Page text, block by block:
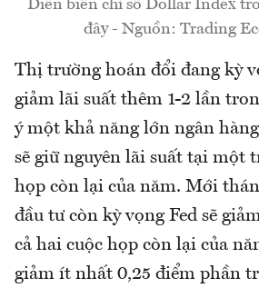
Diễn biến chỉ số Dollar Index
đây - Nguồn: Trading
Thị trường hoán đổi đang kỳ
giảm lãi suất thêm 1-2 lần
ý một khả năng lớn ngân
sẽ giữ nguyên lãi suất tại một
họp còn lại của năm. Mới
đầu tư còn kỳ vọng Fed sẽ
cả hai cuộc họp còn lại của
giảm ít nhất 0,25 điểm phần